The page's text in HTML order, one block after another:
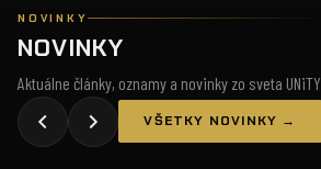
NOVINKY
NOVINKY
Aktuálne články, oznamy a novinky zo sveta UNiTY.
VŠETKY NOVINKY →